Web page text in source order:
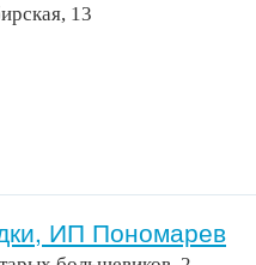
13
ИП Пономарев